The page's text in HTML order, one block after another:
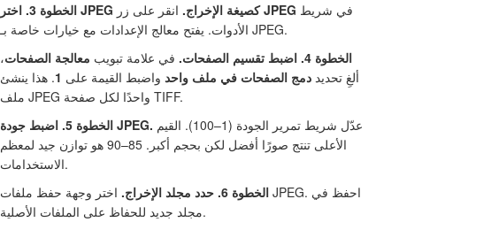
الخطوة 3. اختر JPEG كصيغة الإخراج.انقر على زرJPEG
الأدوات. يفتح معالج الإعدادات مع خيارات خاصة بـ JPEG.
الخطوة 4. اضبط تقسيم الصفحات.
في علامة تبويب معالجة الصفحات،
ألغِ تحديد دمج الصفحات في ملف واحد واضبط القيمة على 1. هذا ينشئ
ملف JPEG واحدًا لكل صفحة TIFF.
الخطوة 5. اضبط جودة JPEG.
الأعلى تنتج صورًا أفضل لكن بحجم أكبر. 85–90 هو توازن جيد لمعظم
الاستخدامات.
الخطوة 6. حدد مجلد الإخراج.
اختر وجهة حفظ ملفات JPEG. احفظ في
مجلد جديد للحفاظ على الملفات الأصلية.